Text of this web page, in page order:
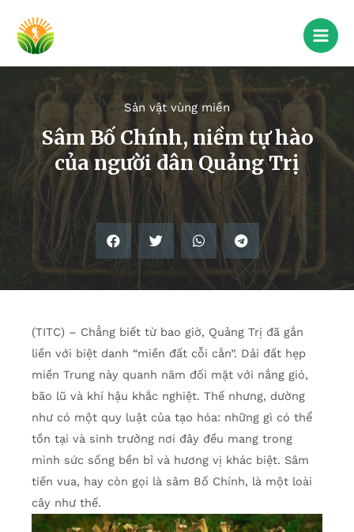
Sản vật vùng miền
Sâm Bố Chính, niềm tự hào
của người dân Quảng Trị
(TITC) – Chẳng biết từ bao giờ, Quảng Trị đã gắn
liền với biệt danh “miền đất cỗi cằn”. Dải đất hẹp
miền Trung này quanh năm đối mặt với nắng gió,
bão lũ và khí hậu khắc nghiệt. Thế nhưng, dường
như có một quy luật của tạo hóa: những gì có thể
tồn tại và sinh trưởng nơi đây đều mang trong
mình sức sống bền bỉ và hương vị khác biệt. Sâm
tiến vua, hay còn gọi là sâm Bố Chính, là một loài
cây như thế.